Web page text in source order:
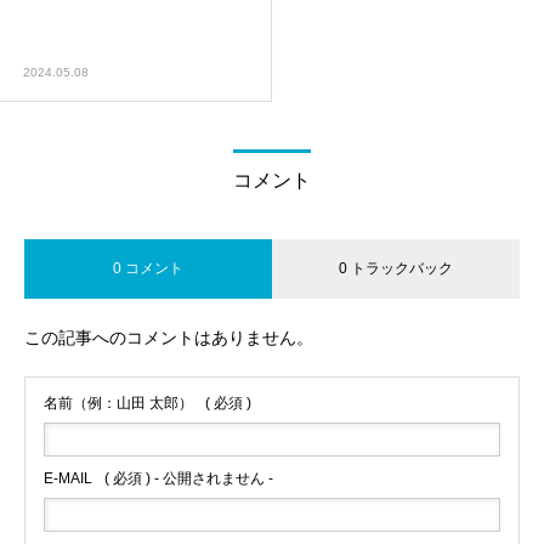
2024.05.08
コメント
0 コメント 0 トラックバック
この記事へのコメントはありません。
名前（例：山田 太郎） ( 必須 )
E-MAIL ( 必須 ) - 公開されません -